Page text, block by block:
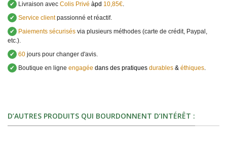
✔
Livraison avec Colis Privé àpd 10,85€.
✔ Service clientpassionné et réactif.
✔
Paiements sécurisés via plusieurs méthodes (carte de crédit, Paypal,
etc.).
✔ 60 jours pour changer d'avis.
✔
Boutique en ligne engagée dans des pratiques durables & éthiques.
D’AUTRES PRODUITS QUI BOURDONNENT D’INTÉRÊT :